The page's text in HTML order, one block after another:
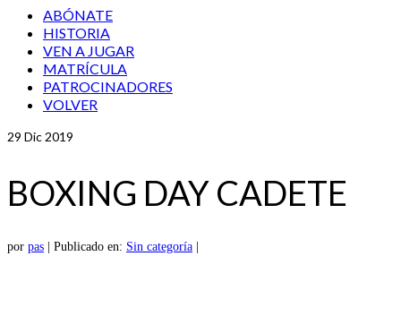
ABÓNATE
HISTORIA
VEN A JUGAR
MATRÍCULA
PATROCINADORES
VOLVER
29 Dic 2019
BOXING DAY CADETE
por pas Publicado en: Sin categoría